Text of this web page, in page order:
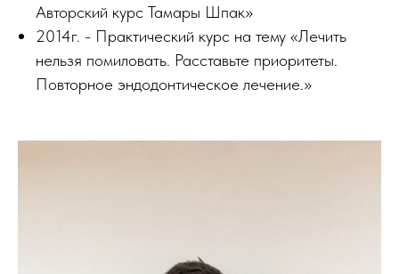
Авторский курс Тамары Шпак»
2014г. - Практический курс на тему «Лечить
нельзя помиловать. Расставьте приоритеты.
Повторное эндодонтическое лечение.»